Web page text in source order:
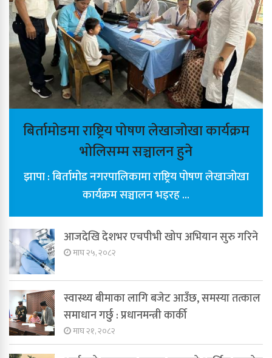
बिर्तामोडमा राष्ट्रिय पोषण लेखाजोखा कार्यक्रम
भोलिसम्म सञ्चालन हुने
झापा : बिर्तामोड नगरपालिकामा राष्ट्रिय पोषण लेखाजोखा
कार्यक्रम सञ्चालन भइरह ...
आजदेखि देशभर एचपीभी खोप अभियान सुरु गरिने
माघ २५, २०८२
स्वास्थ्य बीमाका लागि बजेट आउँछ, समस्या तत्काल
समाधान गर्छु : प्रधानमन्त्री कार्की
माघ २१, २०८२